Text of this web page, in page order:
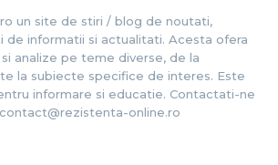
un site de stiri / blog de noutati,
de informatii si actualitati. Acesta ofera
analize pe teme diverse, de la
la subiecte specifice de interes. Este
informare si educatie. Contactati-ne
online.ro